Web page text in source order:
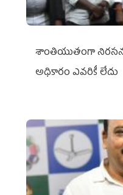
శాంతియుతంగా
అధికారం ఎవరికీ లేదు